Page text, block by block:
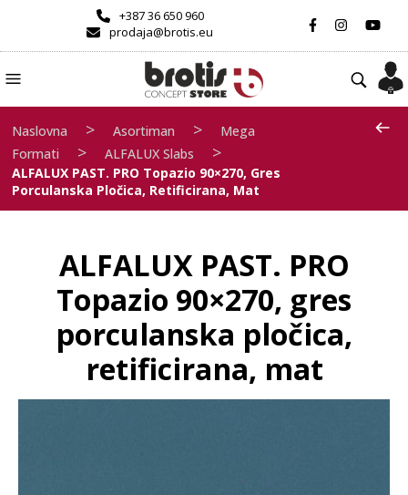
+387 36 650 960
prodaja@brotis.eu
Naslovna > Asortiman >
Mega
Formati
> ALFALUX Slabs >
ALFALUX PAST. PRO Topazio 90×270, Gres
Porculanska Pločica, Retificirana, Mat
ALFALUX PAST. PRO
Topazio 90×270, gres
porculanska pločica,
retificirana, mat